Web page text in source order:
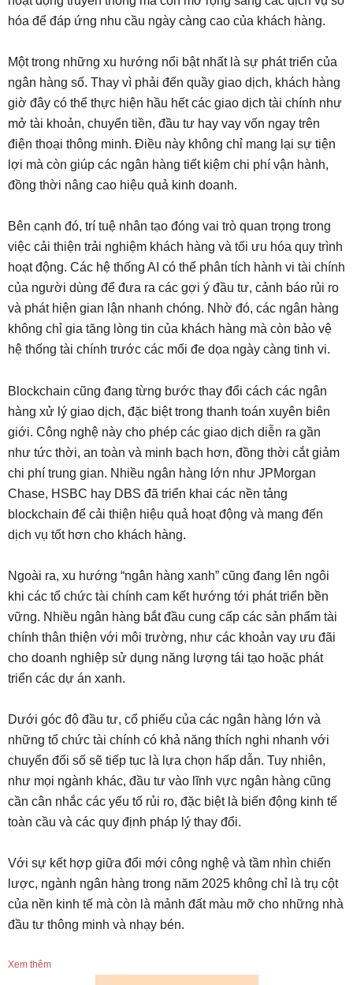
hóa để đáp ứng nhu cầu ngày càng cao của khách hàng.
Một trong những xu hướng nổi bật nhất là sự phát triển của
ngân hàng số. Thay vì phải đến quầy giao dịch, khách hàng
giờ đây có thể thực hiện hầu hết các giao dịch tài chính như
mở tài khoản, chuyển tiền, đầu tư hay vay vốn ngay trên
điện thoại thông minh. Điều này không chỉ mang lại sự tiện
lợi mà còn giúp các ngân hàng tiết kiệm chi phí vận hành,
đồng thời nâng cao hiệu quả kinh doanh.
Bên cạnh đó, trí tuệ nhân tạo đóng vai trò quan trọng trong
việc cải thiện trải nghiệm khách hàng và tối ưu hóa quy trình
hoạt động. Các hệ thống AI có thể phân tích hành vi tài chính
của người dùng để đưa ra các gợi ý đầu tư, cảnh báo rủi ro
và phát hiện gian lận nhanh chóng. Nhờ đó, các ngân hàng
không chỉ gia tăng lòng tin của khách hàng mà còn bảo vệ
hệ thống tài chính trước các mối đe dọa ngày càng tinh vi.
Blockchain cũng đang từng bước thay đổi cách các ngân
hàng xử lý giao dịch, đặc biệt trong thanh toán xuyên biên
giới. Công nghệ này cho phép các giao dịch diễn ra gần
như tức thời, an toàn và minh bạch hơn, đồng thời cắt giảm
chi phí trung gian. Nhiều ngân hàng lớn như JPMorgan
Chase, HSBC hay DBS đã triển khai các nền tảng
blockchain để cải thiện hiệu quả hoạt động và mang đến
dịch vụ tốt hơn cho khách hàng.
Ngoài ra, xu hướng “ngân hàng xanh” cũng đang lên ngôi
khi các tổ chức tài chính cam kết hướng tới phát triển bền
vững. Nhiều ngân hàng bắt đầu cung cấp các sản phẩm tài
chính thân thiện với môi trường, như các khoản vay ưu đãi
cho doanh nghiệp sử dụng năng lượng tái tạo hoặc phát
triển các dự án xanh.
Dưới góc độ đầu tư, cổ phiếu của các ngân hàng lớn và
những tổ chức tài chính có khả năng thích nghi nhanh với
chuyển đổi số sẽ tiếp tục là lựa chọn hấp dẫn. Tuy nhiên,
như mọi ngành khác, đầu tư vào lĩnh vực ngân hàng cũng
cần cân nhắc các yếu tố rủi ro, đặc biệt là biến động kinh tế
toàn cầu và các quy định pháp lý thay đổi.
Với sự kết hợp giữa đổi mới công nghệ và tầm nhìn chiến
lược, ngành ngân hàng trong năm 2025 không chỉ là trụ cột
của nền kinh tế mà còn là mảnh đất màu mỡ cho những nhà
đầu tư thông minh và nhạy bén.
Xem thêm